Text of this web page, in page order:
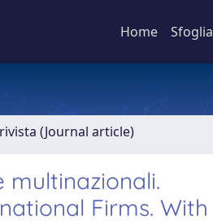
Home Sfoglia
(Journal article)
Firms. With